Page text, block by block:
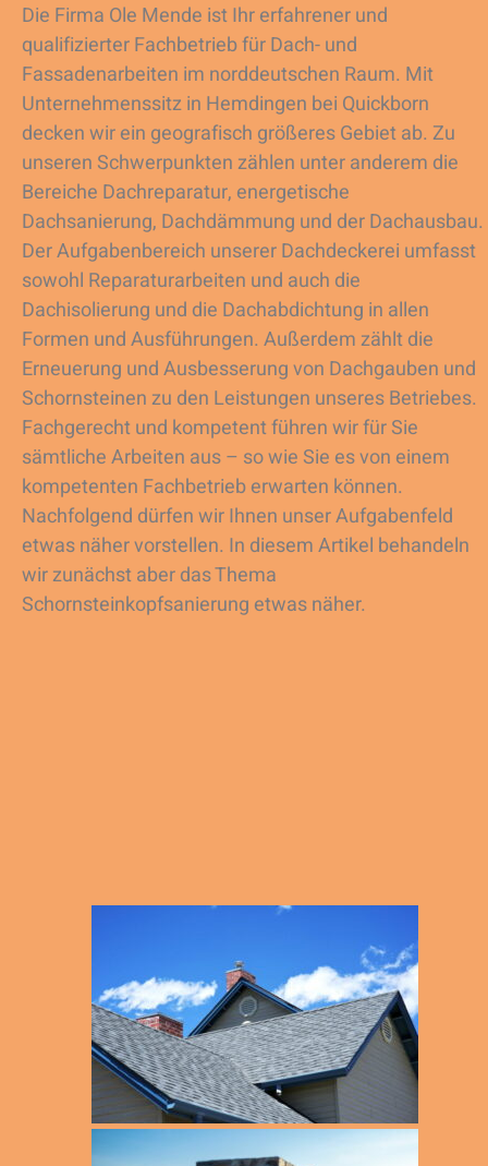
Die Firma Ole Mende ist Ihr erfahrener und
qualifizierter Fachbetrieb für Dach- und
Fassadenarbeiten im norddeutschen Raum. Mit
Unternehmenssitz in Hemdingen bei Quickborn
decken wir ein geografisch größeres Gebiet ab. Zu
unseren Schwerpunkten zählen unter anderem die
Bereiche Dachreparatur, energetische
Dachsanierung, Dachdämmung und der Dachausbau.
Der Aufgabenbereich unserer Dachdeckerei umfasst
sowohl Reparaturarbeiten und auch die
Dachisolierung und die Dachabdichtung in allen
Formen und Ausführungen. Außerdem zählt die
Erneuerung und Ausbesserung von Dachgauben und
Schornsteinen zu den Leistungen unseres Betriebes.
Fachgerecht und kompetent führen wir für Sie
sämtliche Arbeiten aus – so wie Sie es von einem
kompetenten Fachbetrieb erwarten können.
Nachfolgend dürfen wir Ihnen unser Aufgabenfeld
etwas näher vorstellen. In diesem Artikel behandeln
wir zunächst aber das Thema
Schornsteinkopfsanierung etwas näher.